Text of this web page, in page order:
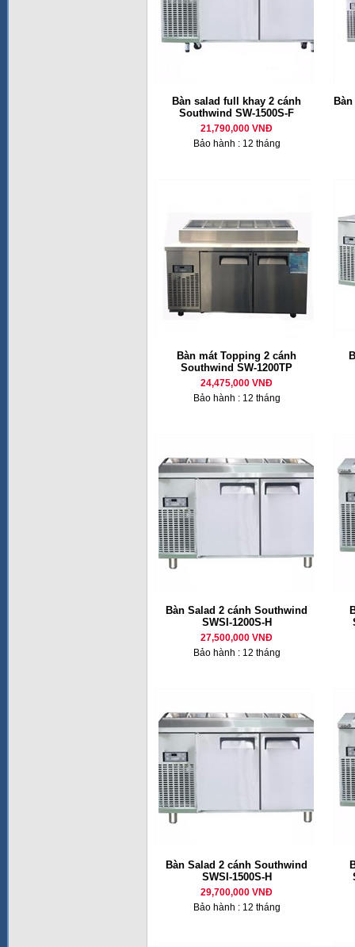
Bàn salad full khay 2 cánh
Southwind SW-1500S-F
21,790,000 VNĐ
Bảo hành : 12 tháng
Bàn mát Topping 2 cánh
Southwind SW-1200TP
24,475,000 VNĐ
Bảo hành : 12 tháng
Bàn Salad 2 cánh Southwind
SWSI-1200S-H
27,500,000 VNĐ
Bảo hành : 12 tháng
Bàn Salad 2 cánh Southwind
SWSI-1500S-H
29,700,000 VNĐ
Bảo hành : 12 tháng